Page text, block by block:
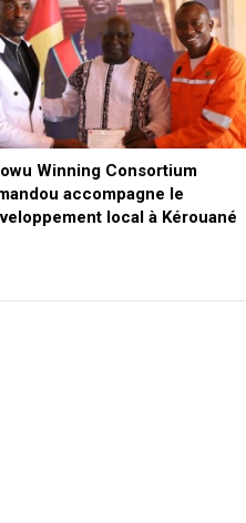
Winning Consortium
accompagne le
local à Kérouané